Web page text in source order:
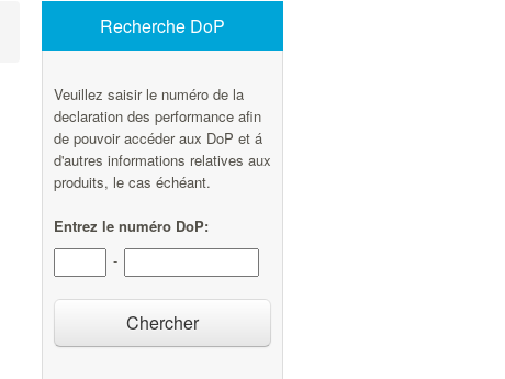
Recherche DoP
Veuillez saisir le numéro de la
declaration des performance afin
de pouvoir accéder aux DoP et á
d'autres informations relatives aux
produits, le cas échéant.
Entrez le numéro DoP:
-
Chercher